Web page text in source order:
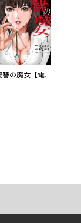
復讐の魔女【電子単行本版】